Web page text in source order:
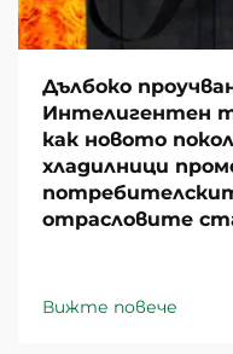
Дълбоко
Интелигентен
как новото
хладилници
отрасловите
Вижте повече